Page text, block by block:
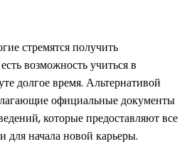
стремятся получить
возможность учиться в
долгое время. Альтернативой
официальные документы
которые предоставляют все
начала новой карьеры.